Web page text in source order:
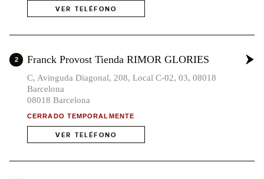
VER TELÉFONO
2 Franck Provost Tienda RIMOR GLORIES
C, Avinguda Diagonal, 208, Local C-02, 03, 08018
Barcelona
08018 Barcelona
CERRADO TEMPORALMENTE
VER TELÉFONO